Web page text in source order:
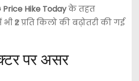
Price Hike Todayके तहत
₹2 प्रति किलो की बढ़ोतरी की गई
पर असर